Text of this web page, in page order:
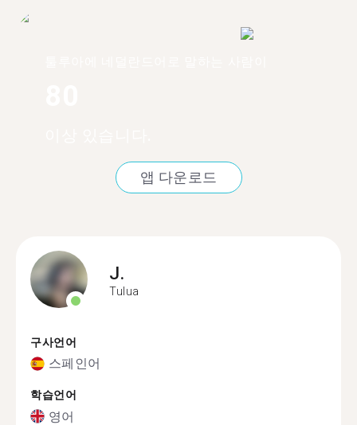
앱 다운로드
J.
Tulua
구사언어
스페인어
학습언어
영어